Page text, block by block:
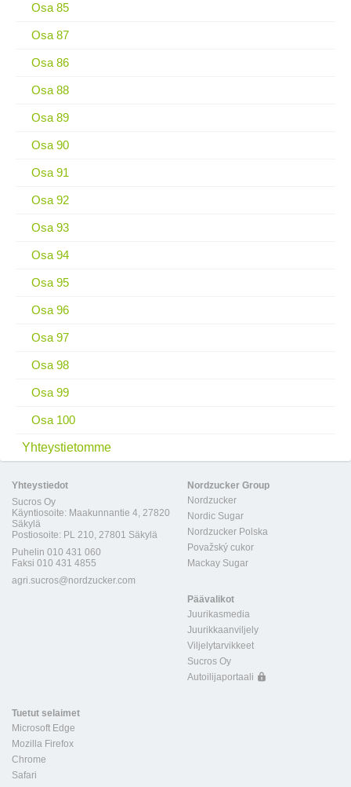
Osa 85
Osa 87
Osa 86
Osa 88
Osa 89
Osa 90
Osa 91
Osa 92
Osa 93
Osa 94
Osa 95
Osa 96
Osa 97
Osa 98
Osa 99
Osa 100
Yhteystietomme
Yhteystiedot
Sucros Oy
Käyntiosoite: Maakunnantie 4, 27820
Säkylä
Postiosoite: PL 210, 27801 Säkylä
Puhelin 010 431 060
Faksi 010 431 4855
agri.sucros@nordzucker.com
Nordzucker Group
Nordzucker
Nordic Sugar
Nordzucker Polska
Považský cukor
Mackay Sugar
Päävalikot
Juurikasmedia
Juurikkaanviljely
Viljelytarvikkeet
Sucros Oy
Autoilijaportaali
Tuetut selaimet
Microsoft Edge
Mozilla Firefox
Chrome
Safari